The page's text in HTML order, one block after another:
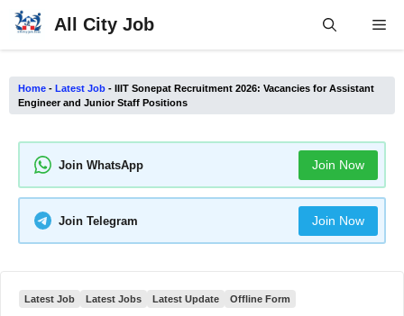
Skip
All City Job
Home - Latest Job - IIIT Sonepat Recruitment 2026: Vacancies for Assistant
Engineer and Junior Staff Positions
Join WhatsApp Join Now
Join Telegram Join Now
Latest Job Latest Jobs Latest Update Offline Form